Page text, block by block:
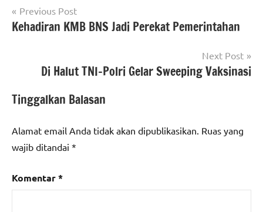
Navigasi
pos
Previous Post
Kehadiran KMB BNS Jadi Perekat Pemerintahan
Next Post
Di Halut TNI-Polri Gelar Sweeping Vaksinasi
Tinggalkan Balasan
Alamat email Anda tidak akan dipublikasikan. Ruas yang
wajib ditandai *
Komentar*